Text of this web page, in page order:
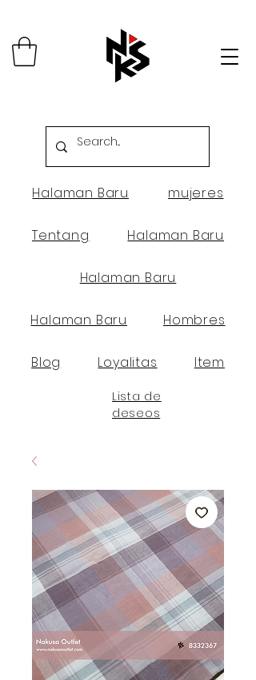
Halaman Baru mujeres
Tentang Halaman Baru
Halaman Baru
Halaman Baru Hombres
Blog Loyalitas Item
Lista de
deseos